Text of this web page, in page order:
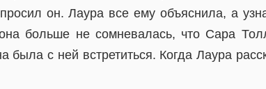
он. Лаура все ему объяснила, а
больше не сомневалась, что Сара
была с ней встретиться. Когда Лаура